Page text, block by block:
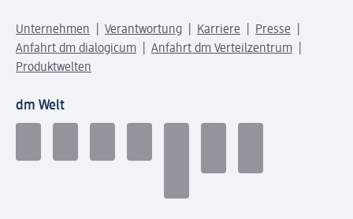
Unternehmen Verantwortung Karriere
Presse
Anfahrt dm dialogicum
Anfahrt dm Verteilzentrum
Produktwelten
dm Welt